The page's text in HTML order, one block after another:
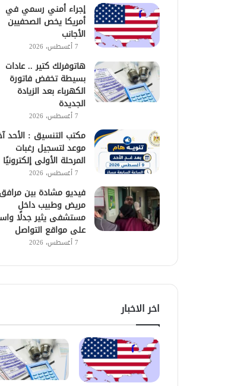
إجراء أمني رسمي في
أمريكا يخص الصحفيين
الأجانب
7 أغسطس، 2026
هاتوفرلك كتير .. عادات
بسيطة تخفض فاتورة
الكهرباء بعد الزيادة
الجديدة
7 أغسطس، 2026
مكتب التنسيق : الأحد
موعد لتسجيل رغبات
المرحلة الأولى إلكترونيًا
7 أغسطس، 2026
فيديو مشادة بين مرافق
مريض وطبيب داخل
مستشفى يثير جدلًا
على مواقع التواصل
7 أغسطس، 2026
اخر الاخبار